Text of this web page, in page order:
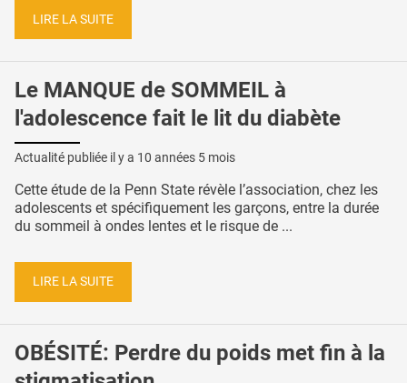
LIRE LA SUITE
Le MANQUE de SOMMEIL à
l'adolescence fait le lit du diabète
Actualité publiée il y a 10 années 5 mois
Cette étude de la Penn State révèle l’association, chez les
adolescents et spécifiquement les garçons, entre la durée
du sommeil à ondes lentes et le risque de ...
LIRE LA SUITE
OBÉSITÉ: Perdre du poids met fin à la